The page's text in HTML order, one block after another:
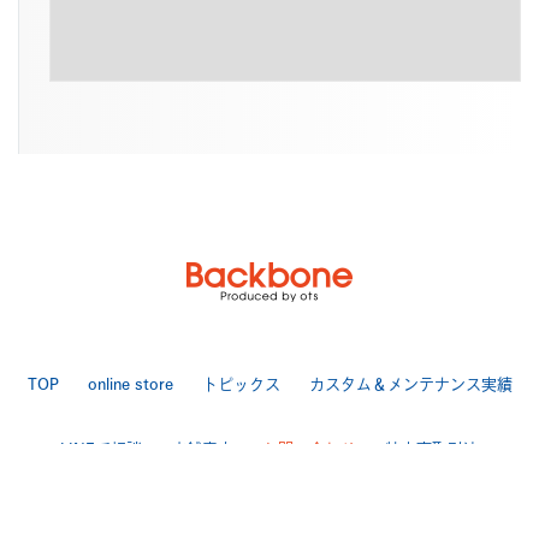
TOP online store トピックス カスタム＆メンテナンス実績
LINEで相談 店舗案内 お問い合わせ 特定商取引法